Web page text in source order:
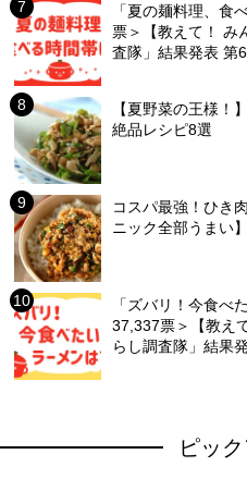
「夏の麺料理、食
票＞【教えて！ み
査隊」結果発表 第
【夏野菜の王様！
絶品レシピ8選
コスパ最強！ひき
ニック全部うまい】
「ズバリ！今食べ
37,337票＞【教え
らし調査隊」結果
ピッ